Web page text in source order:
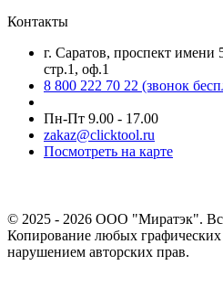
Контакты
г. Саратов, проспект имени
стр.1, оф.1
8 800 222 70 22 (звонок
Пн-Пт 9.00 - 17.00
zakaz@clicktool.ru
Посмотреть на карте
© 2025 - 2026 ООО "Миратэк".
Копирование любых графических
нарушением авторских прав.